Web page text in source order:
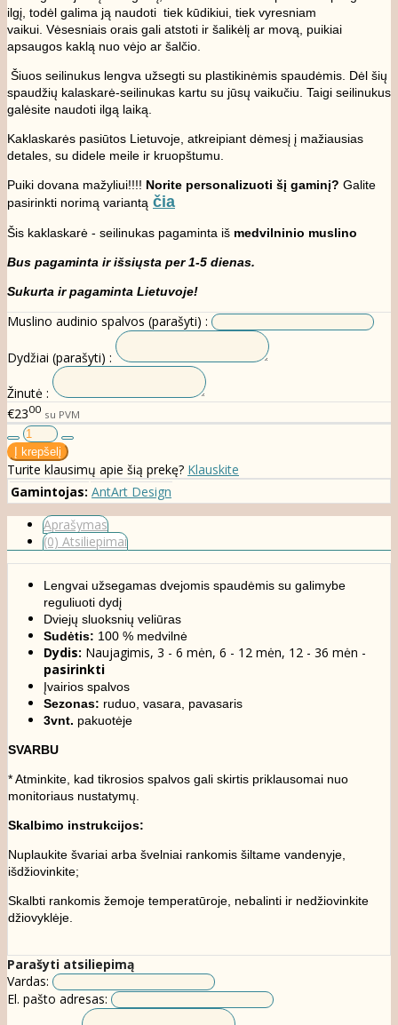
ilgį, todėl galima ją naudoti tiek kūdikiui, tiek vyresniam
vaikui. Vėsesniais orais gali atstoti ir šalikėlį ar movą, puikiai
apsaugos kaklą nuo vėjo ar šalčio.
Šiuos seilinukus lengva užsegti su plastikinėmis spaudėmis. Dėl šių
spaudžių kalaskarė-seilinukas kartu su jūsų vaikučiu. Taigi seilinukus
galėsite naudoti ilgą laiką.
Kaklaskarės pasiūtos Lietuvoje, atkreipiant dėmesį į mažiausias
detales, su didele meile ir kruopštumu.
Puiki dovana mažyliui!!!! Norite personalizuoti šį gaminį? Galite
pasirinkti norimą variantą čia
Šis kaklaskarė - seilinukas pagaminta iš medvilninio muslino
Bus pagaminta ir išsiųsta per 1-5 dienas.
Sukurta ir pagaminta Lietuvoje!
Muslino audinio spalvos (parašyti) :
Dydžiai (parašyti) :
Žinutė :
€2300 su PVM
Turite klausimų apie šią prekę? Klauskite
Gamintojas: AntArt Design
Aprašymas
(0) Atsiliepimai
Lengvai užsegamas dvejomis spaudėmis su galimybe
reguliuoti dydį
Dviejų sluoksnių veliūras
Sudėtis: 100 % medvilnė
Dydis: Naujagimis, 3 - 6 mėn, 6 - 12 mėn, 12 - 36 mėn -
pasirinkti
Įvairios spalvos
Sezonas: ruduo, vasara, pavasaris
3vnt. pakuotėje
SVARBU
* Atminkite, kad tikrosios spalvos gali skirtis priklausomai nuo
monitoriaus nustatymų.
Skalbimo instrukcijos:
Nuplaukite švariai arba švelniai rankomis šiltame vandenyje,
išdžiovinkite;
Skalbti rankomis žemoje temperatūroje, nebalinti ir nedžiovinkite
džiovyklėje.
Parašyti atsiliepimą
Vardas:
El. pašto adresas: